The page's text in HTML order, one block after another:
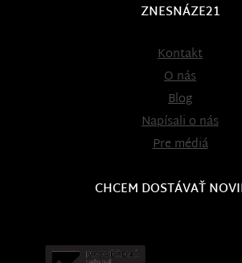
ZNESNÁZE21
Kontakt
O nás
Blog
Napísali o nás
Pre médiá
CHCEM DOSTÁVAŤ